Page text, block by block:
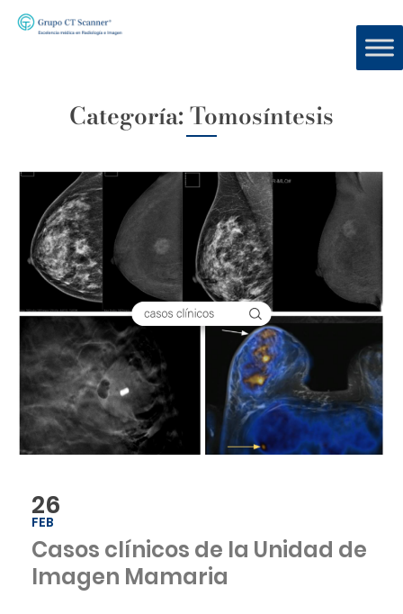
Categoría: Tomosíntesis
26
FEB
Casos clínicos de la Unidad de
Imagen Mamaria